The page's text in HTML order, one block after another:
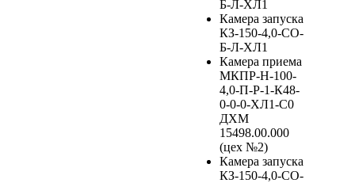
Б-Л-ХЛ1
Камера запуска
КЗ-150-4,0-СО-
Б-Л-ХЛ1
Камера приема
МКПР-Н-100-
4,0-П-Р-1-К48-
0-0-0-ХЛ1-С0
ДХМ
15498.00.000
(цех №2)
Камера запуска
КЗ-150-4,0-СО-